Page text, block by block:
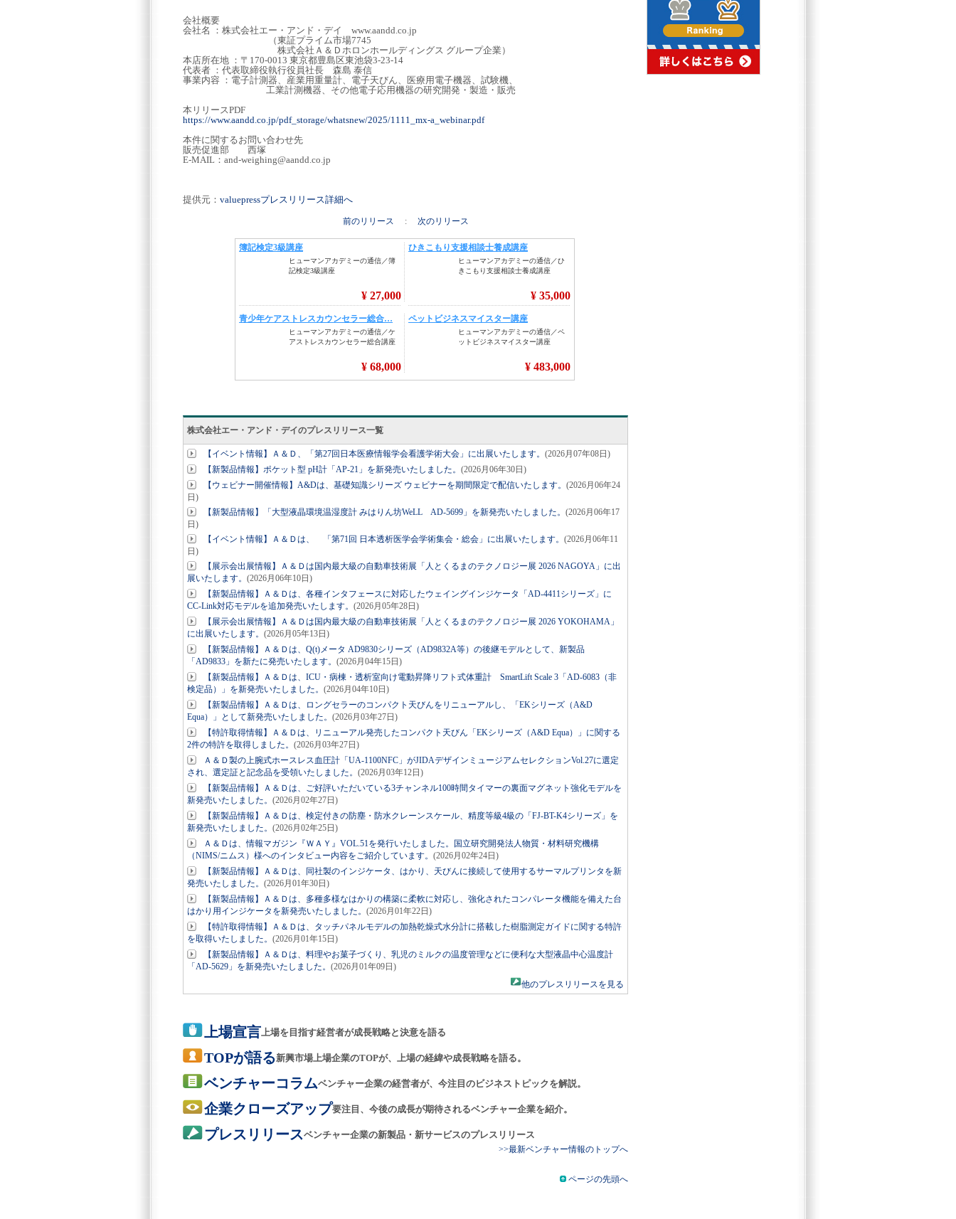
会社概要
会社名 ：株式会社エー・アンド・デイ www.aandd.co.jp
（東証プライム市場7745
株式会社Ａ＆Ｄホロンホールディングス グループ企業）
本店所在地 ：〒170-0013 東京都豊島区東池袋3-23-14
代表者 ：代表取締役執行役員社長 森島 泰信
事業内容 ：電子計測器、産業用重量計、電子天びん、医療用電子機器、試験機、
工業計測機器、その他電子応用機器の研究開発・製造・販売
本リリースPDF
https://www.aandd.co.jp/pdf_storage/whatsnew/2025/1111_mx-a_webinar.pdf
本件に関するお問い合わせ先
販売促進部 西塚
E-MAIL：and-weighing@aandd.co.jp
提供元： valuepressプレスリリース詳細へ
前のリリース : 次のリリース
株式会社エー・アンド・デイのプレスリリース一覧
【イベント情報】Ａ＆Ｄ、「第27回日本医療情報学会看護学術大会」に出展いたします。 (2026月07年08日)
【新製品情報】ポケット型 pH計「AP-21」を新発売いたしました。 (2026月06年30日)
【ウェビナー開催情報】A&Dは、基礎知識シリーズ ウェビナーを期間限定で配信いたします。 (2026月06年24
日)
【新製品情報】「大型液晶環境温湿度計 みはりん坊WeLL AD-5699」を新発売いたしました。 (2026月06年17
日)
【イベント情報】Ａ＆Ｄは、 「第71回 日本透析医学会学術集会・総会」に出展いたします。 (2026月06年11
日)
【展示会出展情報】Ａ＆Ｄは国内最大級の自動車技術展「人とくるまのテクノロジー展 2026 NAGOYA」に出
展いたします。 (2026月06年10日)
【新製品情報】Ａ＆Ｄは、各種インタフェースに対応したウェイングインジケータ「AD-4411シリーズ」に
CC-Link対応モデルを追加発売いたします。 (2026月05年28日)
【展示会出展情報】Ａ＆Ｄは国内最大級の自動車技術展「人とくるまのテクノロジー展 2026 YOKOHAMA」
に出展いたします。 (2026月05年13日)
【新製品情報】Ａ＆Ｄは、Q(t)メータ AD9830シリーズ（AD9832A等）の後継モデルとして、新製品
「AD9833」を新たに発売いたします。 (2026月04年15日)
【新製品情報】Ａ＆Ｄは、ICU・病棟・透析室向け電動昇降リフト式体重計 SmartLift Scale 3「AD-6083（非
検定品）」を新発売いたしました。 (2026月04年10日)
【新製品情報】Ａ＆Ｄは、ロングセラーのコンパクト天びんをリニューアルし、「EKシリーズ（A&D
Equa）」として新発売いたしました。 (2026月03年27日)
【特許取得情報】Ａ＆Ｄは、リニューアル発売したコンパクト天びん「EKシリーズ（A&D Equa）」に関する
2件の特許を取得しました。 (2026月03年27日)
Ａ＆Ｄ製の上腕式ホースレス血圧計「UA-1100NFC」がJIDAデザインミュージアムセレクションVol.27に選定
され、選定証と記念品を受領いたしました。 (2026月03年12日)
【新製品情報】Ａ＆Ｄは、ご好評いただいている3チャンネル100時間タイマーの裏面マグネット強化モデルを
新発売いたしました。 (2026月02年27日)
【新製品情報】Ａ＆Ｄは、検定付きの防塵・防水クレーンスケール、精度等級4級の「FJ-BT-K4シリーズ」を
新発売いたしました。 (2026月02年25日)
Ａ＆Ｄは、情報マガジン『ＷＡＹ』VOL.51を発行いたしました。国立研究開発法人物質・材料研究機構
（NIMS/ニムス）様へのインタビュー内容をご紹介しています。 (2026月02年24日)
【新製品情報】Ａ＆Ｄは、同社製のインジケータ、はかり、天びんに接続して使用するサーマルプリンタを新
発売いたしました。 (2026月01年30日)
【新製品情報】Ａ＆Ｄは、多種多様なはかりの構築に柔軟に対応し、強化されたコンパレータ機能を備えた台
はかり用インジケータを新発売いたしました。 (2026月01年22日)
【特許取得情報】Ａ＆Ｄは、タッチパネルモデルの加熱乾燥式水分計に搭載した樹脂測定ガイドに関する特許
を取得いたしました。 (2026月01年15日)
【新製品情報】Ａ＆Ｄは、料理やお菓子づくり、乳児のミルクの温度管理などに便利な大型液晶中心温度計
「AD-5629」を新発売いたしました。 (2026月01年09日)
他のプレスリリースを見る
上場宣言上場を目指す経営者が成長戦略と決意を語る
TOPが語る新興市場上場企業のTOPが、上場の経緯や成長戦略を語る。
ベンチャーコラムベンチャー企業の経営者が、今注目のビジネストピックを解説。
企業クローズアップ要注目、今後の成長が期待されるベンチャー企業を紹介。
プレスリリースベンチャー企業の新製品・新サービスのプレスリリース
>>最新ベンチャー情報のトップへ
ページの先頭へ